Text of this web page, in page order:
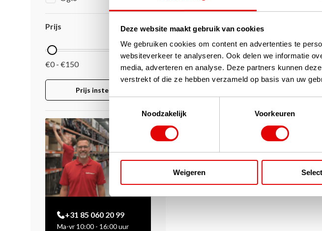
Deze website maakt gebruik van cookies
We gebruiken cookies om content en advertenties te
websiteverkeer te analyseren. Ook delen we informatie
media, adverteren en analyse. Deze partners kunnen
verstrekt of die ze hebben verzameld op basis van uw
Toestemmingsselectie
Noodzakelijk
Voorkeuren
Weigeren
Prijs
€0 - €150
Prijs instellen
+31 85 060 20 99
Ma-vr 10:00 - 16:00 uur